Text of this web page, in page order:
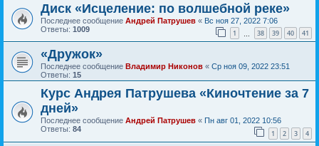
Диск «Исцеление: по волшебной реке»
Последнее сообщение Андрей Патрушев « Вс ноя 27, 2022 7:06
Ответы: 1009 1 38 39 40 41
«Дружок»
Последнее сообщение Владимир Никонов « Ср ноя 09, 2022 23:51
Ответы: 15
Курс Андрея Патрушева «Киночтение за 7
дней»
Последнее сообщение Андрей Патрушев « Пн авг 01, 2022 10:56
Ответы: 84 1 2 3 4